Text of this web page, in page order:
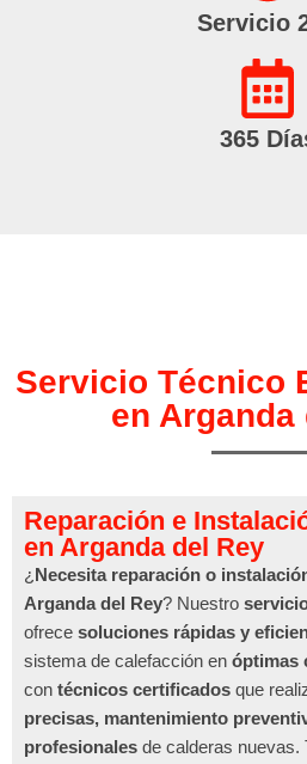
Servicio
365
Servicio Técnico
en Arganda
Reparación e
en Arganda del Rey
¿ Necesita reparación o
Arganda del Rey? Nuestro
ofrece soluciones rápidas y
sistema de calefacción en óptimas
con técnicos certificados que
precisas, mantenimiento
profesionales de calderas nuevas.